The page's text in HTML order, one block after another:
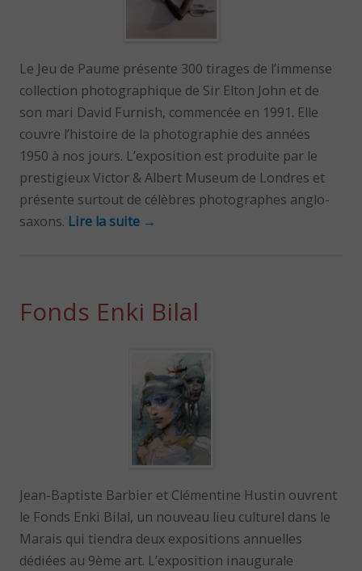
Le Jeu de Paume présente 300 tirages de l’immense
collection photographique de Sir Elton John et de
son mari David Furnish, commencée en 1991. Elle
couvre l’histoire de la photographie des années
1950 à nos jours. L’exposition est produite par le
prestigieux Victor & Albert Museum de Londres et
présente surtout de célèbres photographes anglo-
saxons. Lire la suite →
Fonds Enki Bilal
Jean-Baptiste Barbier et Clémentine Hustin ouvrent
le Fonds Enki Bilal, un nouveau lieu culturel dans le
Marais qui tiendra deux expositions annuelles
dédiées au 9ème art. L’exposition inaugurale